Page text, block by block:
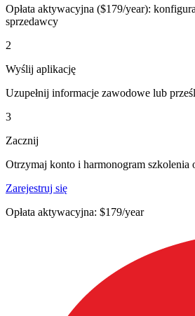
Opłata aktywacyjna ($179/year):
sprzedawcy
2
Wyślij aplikację
Uzupełnij informacje zawodowe lub
3
Zacznij
Otrzymaj konto i harmonogram szkolenia
Zarejestruj się
Opłata aktywacyjna: $179/year